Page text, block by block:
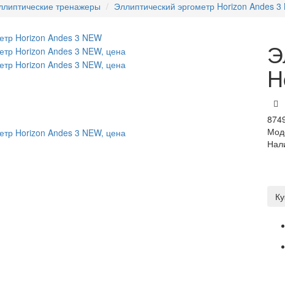
тренажеры Эллиптический эргометр Horizon Andes 3